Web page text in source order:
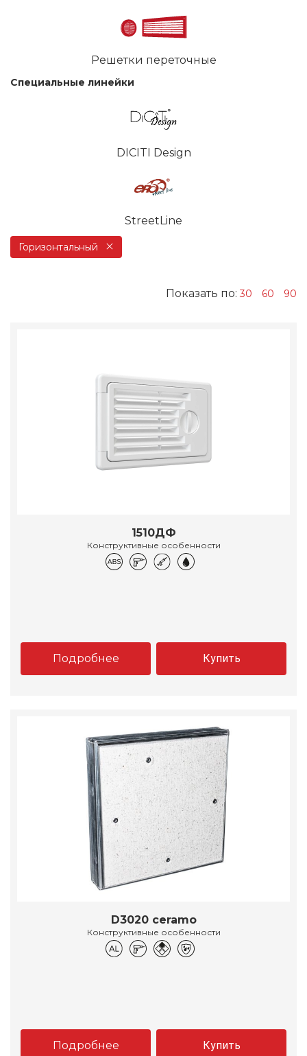
Решетки переточные
Специальные линейки
DICITI Design
StreetLine
Горизонтальный
Показать по:30 60 90
1510ДФ
Конструктивные особенности
Подробнее Купить
D3020 ceramo
Конструктивные особенности
Подробнее Купить